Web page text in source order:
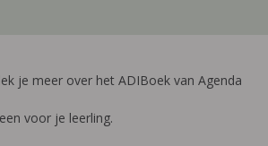
je meer over het ADIBoek van Agenda
voor je leerling.